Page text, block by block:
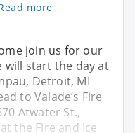
more
join us for our
will start the day at
Detroit, MI
to Valade’s Fire
Atwater St.,
the Fire and Ice